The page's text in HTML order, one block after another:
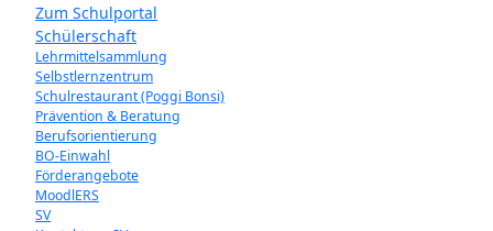
Zum Schulportal
Schülerschaft
Lehrmittelsammlung
Selbstlernzentrum
Schulrestaurant (Poggi Bonsi)
Prävention & Beratung
Berufsorientierung
BO-Einwahl
Förderangebote
MoodlERS
SV